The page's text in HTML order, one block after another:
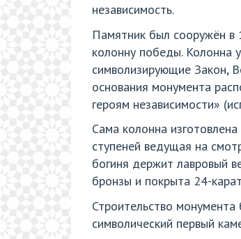
независимость.
Памятник был сооружён в
колонну победы. Колонна
символизирующие Закон,
основания монумента
героям независимости»
Сама колонна
ступеней ведущая на
богиня держит лавровый
бронзы и покрыта 24-
Строительство
символический первый